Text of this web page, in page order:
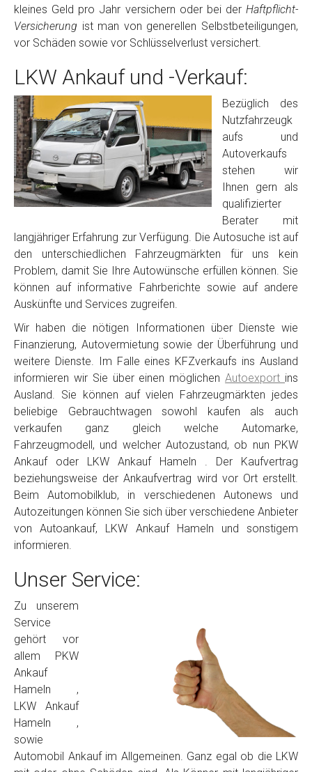
kleines Geld pro Jahr versichern oder bei der Haftpflicht-
Versicherung ist man von generellen Selbstbeteiligungen,
vor Schäden sowie vor Schlüsselverlust versichert.
LKW Ankauf und -Verkauf:
Bezüglich des
Nutzfahrzeugk
aufs und
Autoverkaufs
stehen wir
Ihnen gern als
qualifizierter
Berater mit
langjähriger Erfahrung zur Verfügung. Die Autosuche ist auf
den unterschiedlichen Fahrzeugmärkten für uns kein
Problem, damit Sie Ihre Autowünsche erfüllen können. Sie
können auf informative Fahrberichte sowie auf andere
Auskünfte und Services zugreifen.
Wir haben die nötigen Informationen über Dienste wie
Finanzierung, Autovermietung sowie der Überführung und
weitere Dienste. Im Falle eines KFZverkaufs ins Ausland
informieren wir Sie über einen möglichenAutoexport ins
Ausland. Sie können auf vielen Fahrzeugmärkten jedes
beliebige Gebrauchtwagen sowohl kaufen als auch
verkaufen ganz gleich welche Automarke,
Fahrzeugmodell, und welcher Autozustand, ob nun PKW
Ankauf oder LKW Ankauf Hameln . Der Kaufvertrag
beziehungsweise der Ankaufvertrag wird vor Ort erstellt.
Beim Automobilklub, in verschiedenen Autonews und
Autozeitungen können Sie sich über verschiedene Anbieter
von Autoankauf, LKW Ankauf Hameln und sonstigem
informieren.
Unser Service:
Zu unserem
Service
gehört vor
allem PKW
Ankauf
Hameln ,
LKW Ankauf
Hameln ,
sowie
Automobil Ankauf im Allgemeinen. Ganz egal ob die LKW